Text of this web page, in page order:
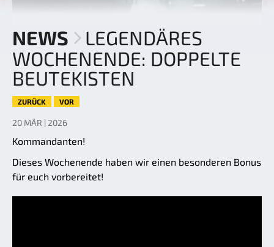
NEWS
LEGENDÄRES
WOCHENENDE: DOPPELTE
BEUTEKISTEN
ZURÜCK VOR
20 MÄR | 2026
Kommandanten!
Dieses Wochenende haben wir einen besonderen Bonus
für euch vorbereitet!